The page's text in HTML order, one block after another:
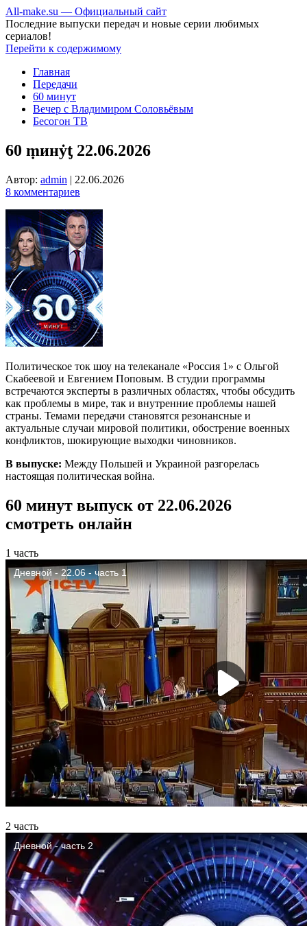
All-make.su — Официальный сайт
Последние выпуски передач и новые серии любимых
сериалов!
Перейти к содержимому
Главная
Передачи
60 минут
Вечер с Владимиром Соловьёвым
Бесогон ТВ
60 ṃинẏƫ 22.06.2026
Автор: admin | 22.06.2026
8 комментариев
Политическое ток шоу на телеканале «Россия 1» с Ольгой
Скабеевой и Евгением Поповым. В студии программы
встречаются эксперты в различных областях, чтобы обсудить
как проблемы в мире, так и внутренние проблемы нашей
страны. Темами передачи становятся резонансные и
актуальные случаи мировой политики, обострение военных
конфликтов, шокирующие выходки чиновников.
В выпуске: Между Польшей и Украиной разгорелась
настоящая политическая война.
60 минут выпуск от 22.06.2026
смотреть онлайн
1 часть
2 часть